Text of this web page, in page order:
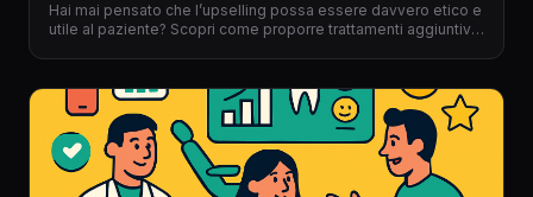
Hai mai pensato che l’upselling possa essere davvero etico e
utile al paziente? Scopri come proporre trattamenti aggiuntivi